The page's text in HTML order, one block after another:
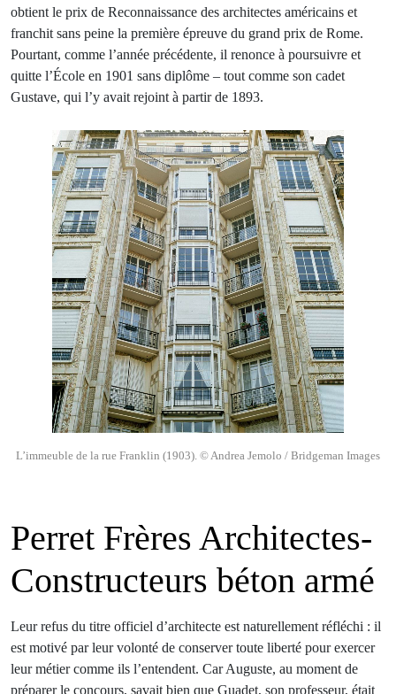
obtient le prix de Reconnaissance des architectes américains et
franchit sans peine la première épreuve du grand prix de Rome.
Pourtant, comme l’année précédente, il renonce à poursuivre et
quitte l’École en 1901 sans diplôme – tout comme son cadet
Gustave, qui l’y avait rejoint à partir de 1893.
L’immeuble de la rue Franklin (1903). © Andrea Jemolo / Bridgeman Images
Perret Frères Architectes-
Constructeurs béton armé
Leur refus du titre officiel d’architecte est naturellement réfléchi : il
est motivé par leur volonté de conserver toute liberté pour exercer
leur métier comme ils l’entendent. Car Auguste, au moment de
préparer le concours, savait bien que Guadet, son professeur, était